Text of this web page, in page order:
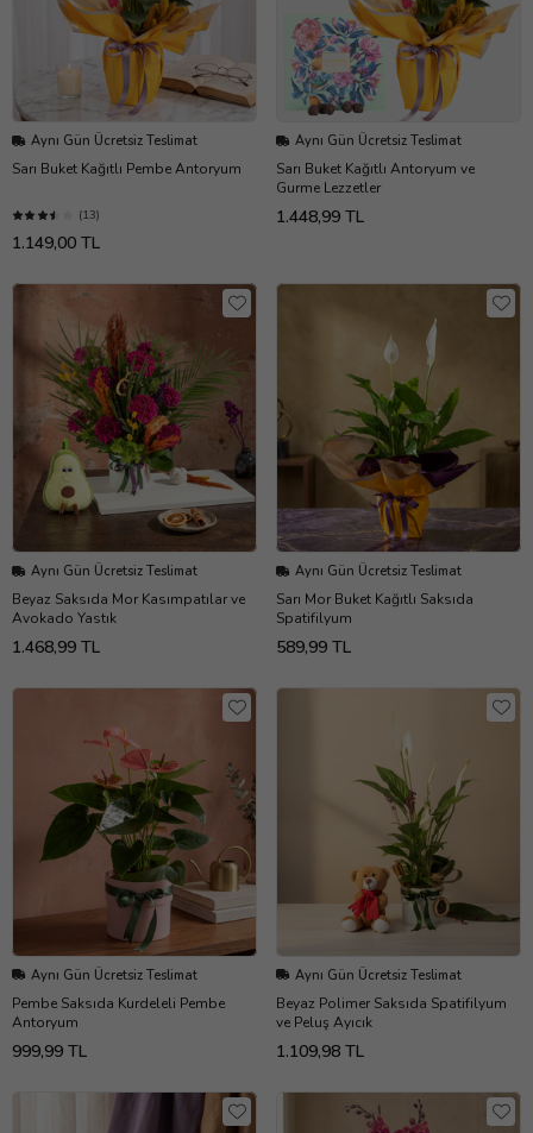
Aynı Gün Ücretsiz Teslimat
Sarı Buket Kağıtlı Pembe Antoryum
(13)
1.149,00 TL
Aynı Gün Ücretsiz Teslimat
Sarı Buket Kağıtlı Antoryum ve
Gurme Lezzetler
1.448,99 TL
Aynı Gün Ücretsiz Teslimat
Beyaz Saksıda Mor Kasımpatılar ve
Avokado Yastık
1.468,99 TL
Aynı Gün Ücretsiz Teslimat
Sarı Mor Buket Kağıtlı Saksıda
Spatifilyum
589,99 TL
Aynı Gün Ücretsiz Teslimat
Pembe Saksıda Kurdeleli Pembe
Antoryum
999,99 TL
Aynı Gün Ücretsiz Teslimat
Beyaz Polimer Saksıda Spatifilyum
ve Peluş Ayıcık
1.109,98 TL